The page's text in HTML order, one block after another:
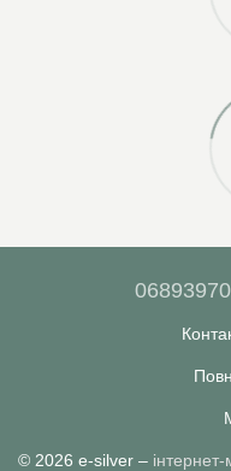
© 2026 e-silver –